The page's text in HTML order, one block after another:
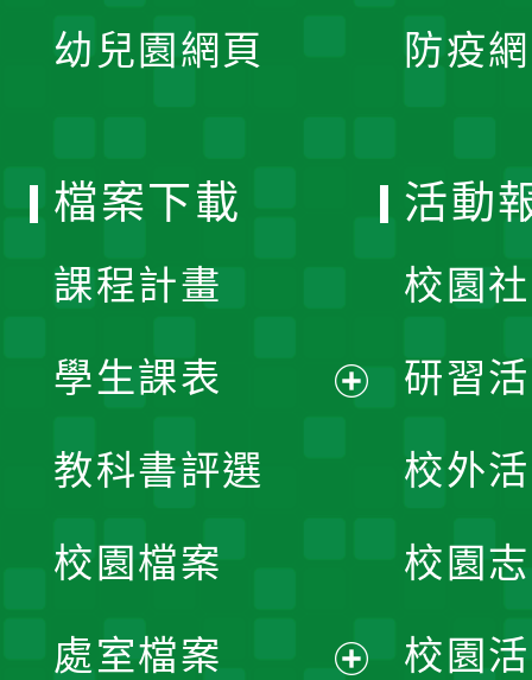
幼兒園網頁 防疫
檔案下載
課程計畫
學生課表
單
教科書評選
校園檔案
處室檔案
活動
校園
研習
校外
校園
校園